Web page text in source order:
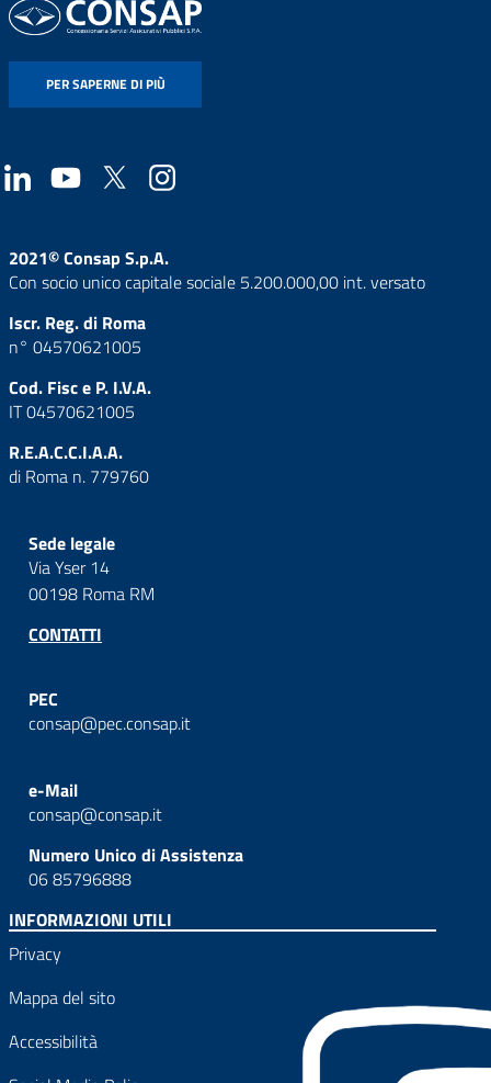
PER SAPERNE DI PIÙ
2021© Consap S.p.A.
Con socio unico capitale sociale 5.200.000,00 int. versato
Iscr. Reg. di Roma
n° 04570621005
Cod. Fisc e P. I.V.A.
IT 04570621005
R.E.A.C.C.I.A.A.
di Roma n. 779760
Sede legale
Via Yser 14
00198 Roma RM
CONTATTI
PEC
consap@pec.consap.it
e-Mail
consap@consap.it
Numero Unico di Assistenza
06 85796888
INFORMAZIONI UTILI
Privacy
Mappa del sito
Accessibilità